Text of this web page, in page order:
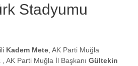
Stadyumu
Kadem Mete , AK Parti Muğla
, AK Parti Muğla İl Başkanı Gültekin